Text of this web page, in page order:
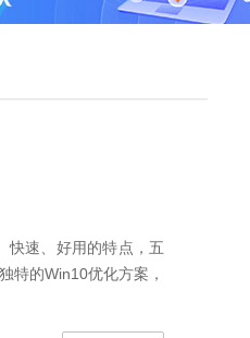
快速、好用的特点，五
特的Win10优化方案，